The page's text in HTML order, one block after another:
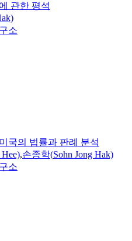
관한 평석
소
국의 법률과 판례 분석
,손종학(Sohn Jong Hak)
소